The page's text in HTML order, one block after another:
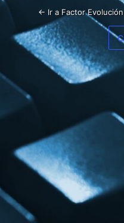
← Ir a Factor Evolución